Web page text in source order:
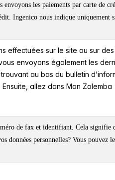
les paiements par carte de
Ingenico nous indique uniquement
effectuées sur le site ou sur
envoyons également les
au bas du bulletin
allez dans Mon Zolemba
de fax et identifiant. Cela signifie
données personnelles? Vous pouvez